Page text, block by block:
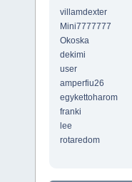
villamdexter
Mini7777777
Okoska
dekimi
user
amperfiu26
egykettoharom
franki
lee
rotaredom